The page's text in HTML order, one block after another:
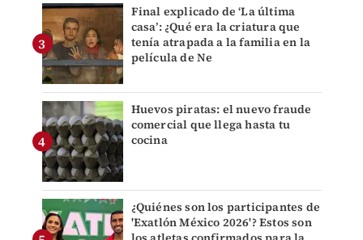
Final explicado de ‘La última
casa’: ¿Qué era la criatura que
tenía atrapada a la familia en la
película de Ne
Huevos piratas: el nuevo fraude
comercial que llega hasta tu
cocina
¿Quiénes son los participantes de
'Exatlón México 2026'? Estos son